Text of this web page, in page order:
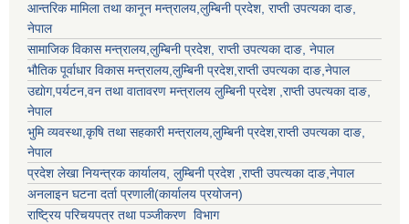
आन्तरिक मामिला तथा कानून मन्त्रालय,लुम्बिनी प्रदेश, राप्ती उपत्यका दाङ,
नेपाल
सामाजिक विकास मन्त्रालय,लुम्बिनी प्रदेश, राप्ती उपत्यका दाङ, नेपाल
भौतिक पूर्वाधार विकास मन्त्रालय,लुम्बिनी प्रदेश,राप्ती उपत्यका दाङ,नेपाल
उद्याेग,पर्यटन,वन तथा वातावरण मन्त्रालय लुम्बिनी प्रदेश ,राप्ती उपत्यका दाङ,
नेपाल
भुमि व्यवस्था,कृषि तथा सहकारी मन्त्रालय,लुम्बिनी प्रदेश,राप्ती उपत्यका दाङ,
नेपाल
प्रदेश लेखा नियन्त्रक कार्यालय, लुम्बिनी प्रदेश ,राप्ती उपत्यका दाङ,नेपाल
अनलाइन घटना दर्ता प्रणाली(कार्यालय प्रयोजन)
राष्ट्रिय परिचयपत्र तथा पञ्जीकरण विभाग